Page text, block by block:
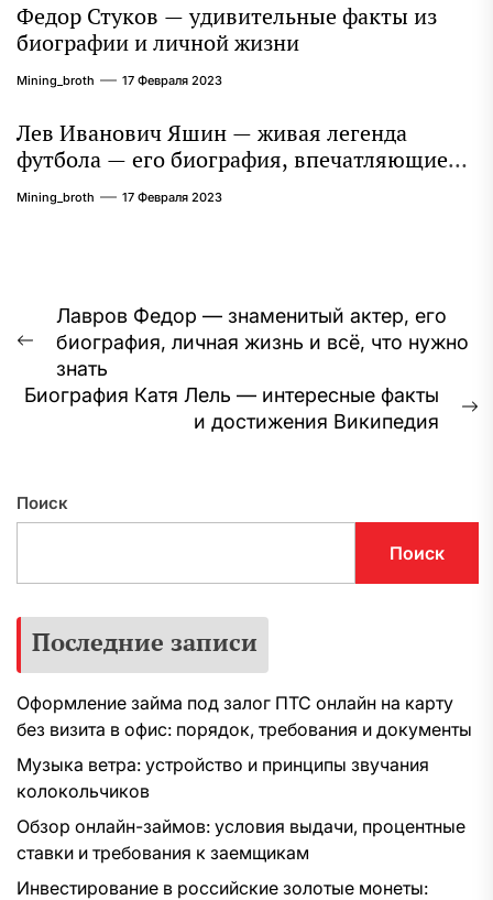
Федор Стуков — удивительные факты из
биографии и личной жизни
Mining_broth 17 Февраля 2023
Лев Иванович Яшин — живая легенда
футбола — его биография, впечатляющие
достижения и интересная личная жизнь
Mining_broth 17 Февраля 2023
Навигация
по
записям
Предыдущая
запись:
Лавров Федор — знаменитый актер, его
биография, личная жизнь и всё, что нужно
знать
Биография Катя Лель — интересные факты
и достижения Википедия
Поиск
Поиск
Последние записи
Оформление займа под залог ПТС онлайн на карту
без визита в офис: порядок, требования и документы
Музыка ветра: устройство и принципы звучания
колокольчиков
Обзор онлайн-займов: условия выдачи, процентные
ставки и требования к заемщикам
Инвестирование в российские золотые монеты: